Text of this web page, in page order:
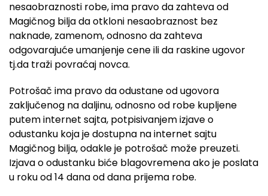
nesaobraznosti robe, ima pravo da zahteva od
Magičnog bilja da otkloni nesaobraznost bez
naknade, zamenom, odnosno da zahteva
odgovarajuće umanjenje cene ili da raskine ugovor
tj.da traži povraćaj novca.
Potrošač ima pravo da odustane od ugovora
zaključenog na daljinu, odnosno od robe kupljene
putem internet sajta, potpisivanjem izjave o
odustanku koja je dostupna na internet sajtu
Magičnog bilja, odakle je potrošač može preuzeti.
Izjava o odustanku biće blagovremena ako je poslata
u roku od 14 dana od dana prijema robe.